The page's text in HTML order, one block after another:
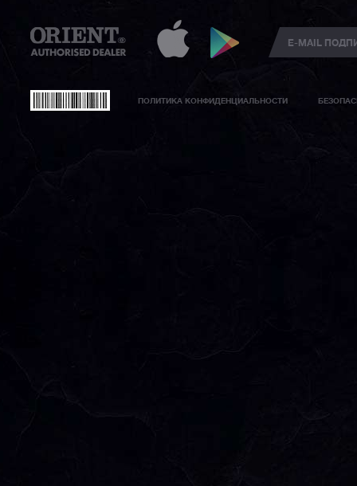
ПОЛИТИКА КОНФИДЕНЦИАЛЬНОСТИ